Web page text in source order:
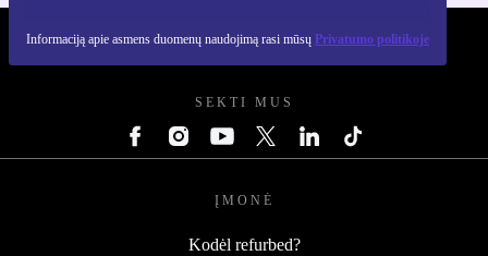
Informaciją apie asmens duomenų naudojimą rasi mūsų Privatumo politikoje
REFURBED LIETUVA - RETHINK NEW.
SEKTI MUS
ĮMONĖ
Kodėl refurbed?